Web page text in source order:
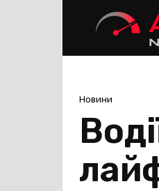
Новини